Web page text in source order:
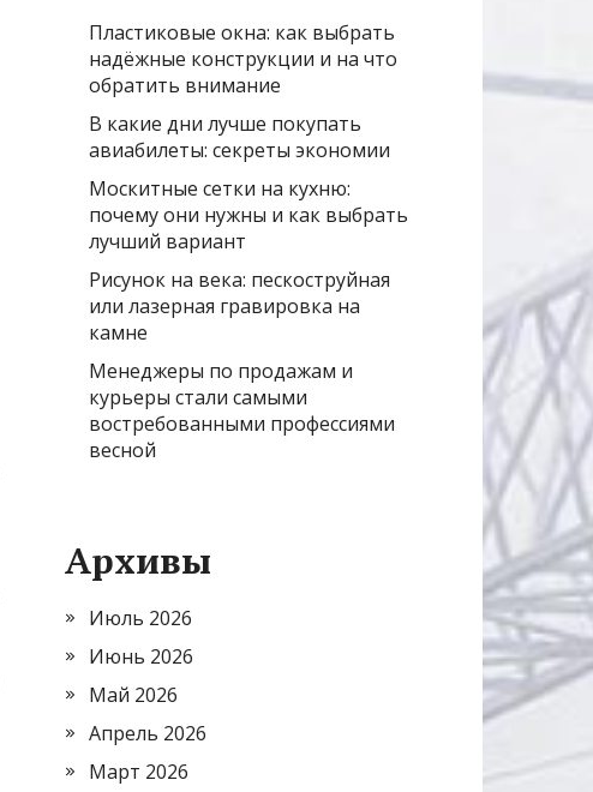
Пластиковые окна: как выбрать
надёжные конструкции и на что
обратить внимание
В какие дни лучше покупать
авиабилеты: секреты экономии
Москитные сетки на кухню:
почему они нужны и как выбрать
лучший вариант
Рисунок на века: пескоструйная
или лазерная гравировка на
камне
Менеджеры по продажам и
курьеры стали самыми
востребованными профессиями
весной
Архивы
Июль 2026
Июнь 2026
Май 2026
Апрель 2026
Март 2026